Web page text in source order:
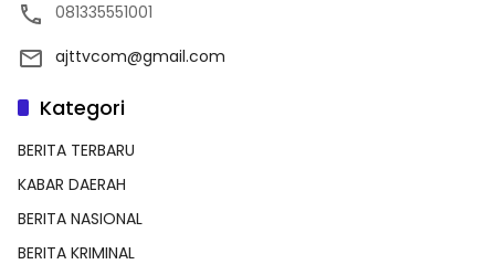
081335551001
ajttvcom@gmail.com
Kategori
BERITA TERBARU
KABAR DAERAH
BERITA NASIONAL
BERITA KRIMINAL